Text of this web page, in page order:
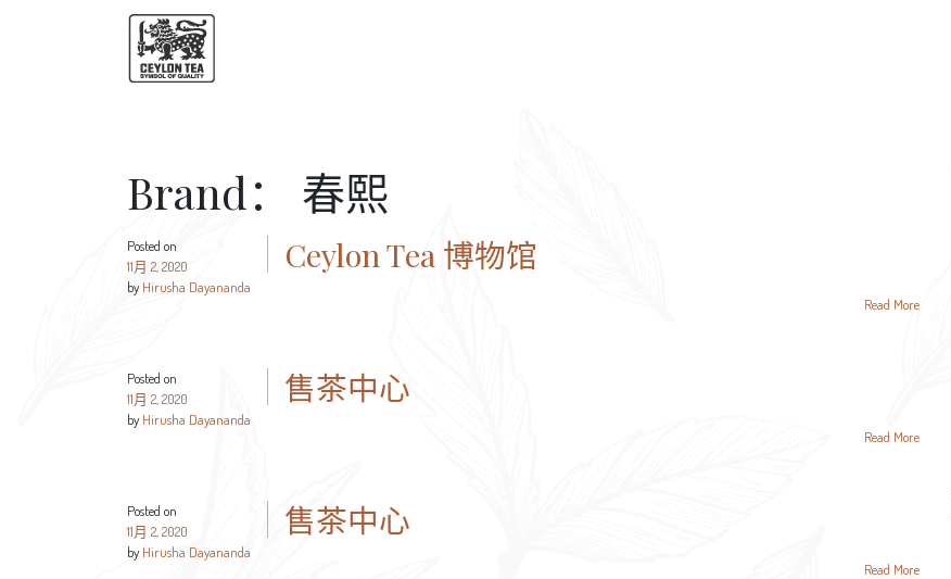
Brand： 春熙
Posted on
11月 2, 2020
byHirusha Dayananda
Ceylon Tea 博物馆
Read More
Posted on
11月 2, 2020
by Hirusha Dayananda
售茶中心
Read More
Posted on
11月 2, 2020
by Hirusha Dayananda
售茶中心
Read More